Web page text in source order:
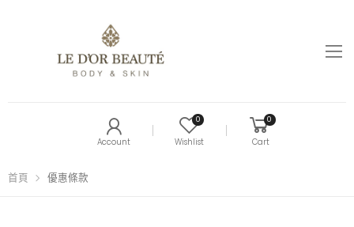
Account
0
Wishlist
0
Cart
首頁 優惠條款